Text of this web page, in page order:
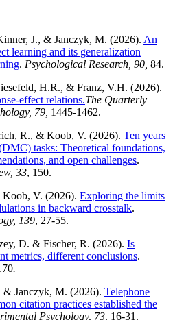
J., & Janczyk, M. (2026). An
learning and its generalization
. Psychological Research, 90, 84.
H.R., & Franz, V.H. (2026).
effect relations.The Quarterly
79, 1445-1462.
R., & Koob, V. (2026). Ten years
tasks: Theoretical foundations,
and open challenges.
33, 150.
V. (2026). Exploring the limits
in backward crosstalk.
139, 27-55.
D. & Fischer, R. (2026). Is
metrics, different conclusions.
.
Janczyk, M. (2026). Telephone
citation practices established the
Psychology, 73, 16-31.